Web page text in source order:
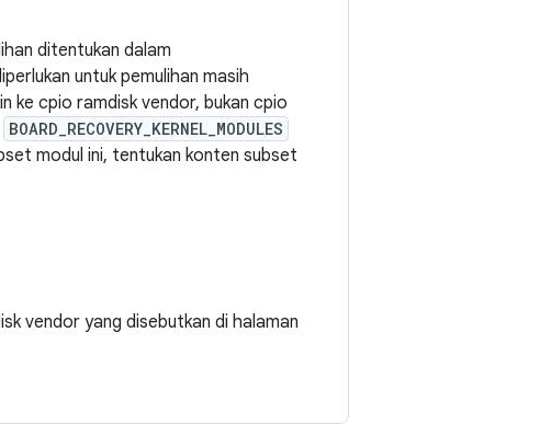
ditentukan dalam
untuk pemulihan masih
ke cpio ramdisk vendor, bukan cpio
BOARD_RECOVERY_KERNEL_MODULES
modul ini, tentukan konten subset
vendor yang disebutkan di halaman